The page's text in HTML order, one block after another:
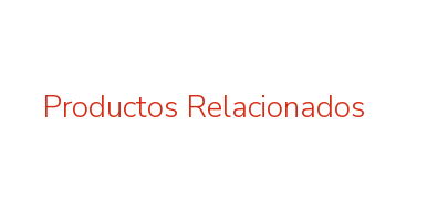
Productos Relacionados